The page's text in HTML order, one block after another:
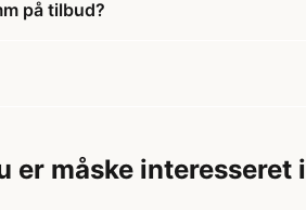
på tilbud?
er måske interesseret i